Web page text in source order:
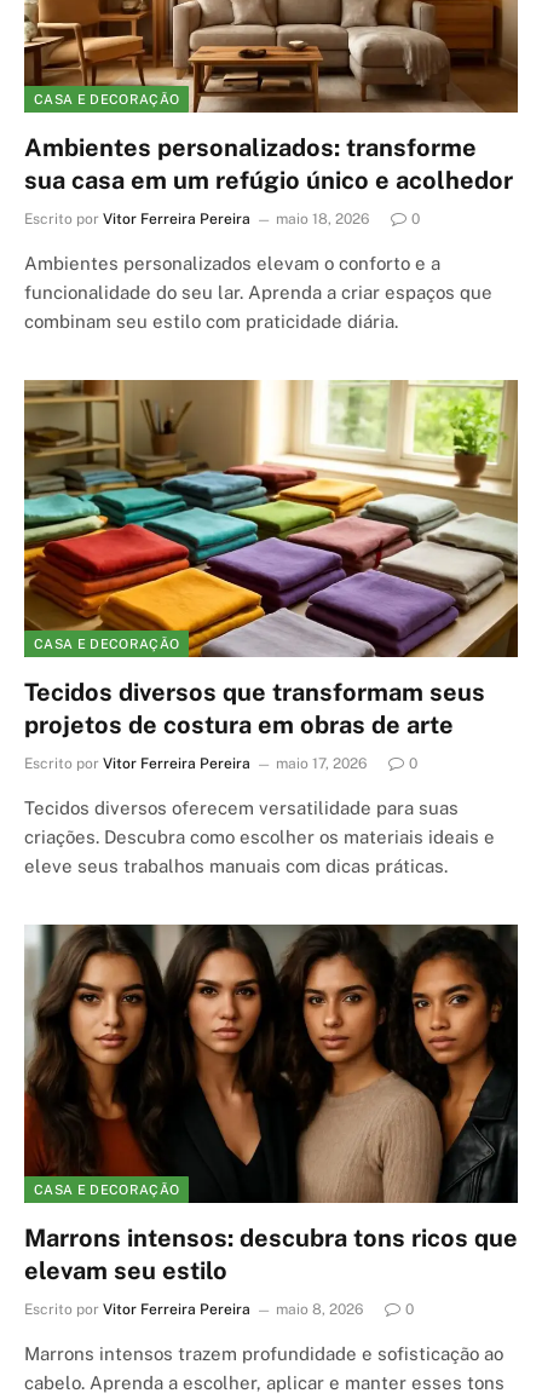
CASA E DECORAÇÃO
Ambientes personalizados: transforme
sua casa em um refúgio único e acolhedor
Escrito por Vitor Ferreira Pereira maio 18, 2026 0
Ambientes personalizados elevam o conforto e a
funcionalidade do seu lar. Aprenda a criar espaços que
combinam seu estilo com praticidade diária.
CASA E DECORAÇÃO
Tecidos diversos que transformam seus
projetos de costura em obras de arte
Escrito por Vitor Ferreira Pereira maio 17, 2026 0
Tecidos diversos oferecem versatilidade para suas
criações. Descubra como escolher os materiais ideais e
eleve seus trabalhos manuais com dicas práticas.
CASA E DECORAÇÃO
Marrons intensos: descubra tons ricos que
elevam seu estilo
Escrito por Vitor Ferreira Pereira maio 8, 2026 0
Marrons intensos trazem profundidade e sofisticação ao
cabelo. Aprenda a escolher, aplicar e manter esses tons